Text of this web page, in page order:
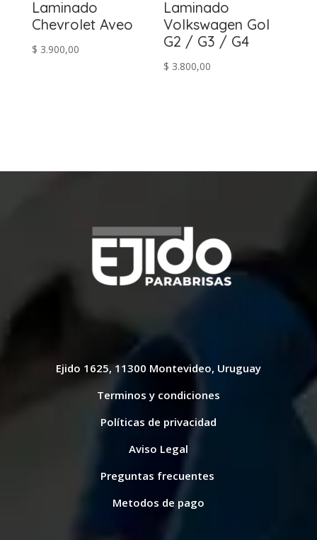
Laminado
Chevrolet Aveo
$ 3.900,00
Laminado
Volkswagen Gol
G2 / G3 / G4
$ 3.800,00
Ejido 1625, 11300 Montevideo, Uruguay
Terminos y condiciones
Políticas de privacidad
Aviso Legal
Preguntas frecuentes
Metodos de pago